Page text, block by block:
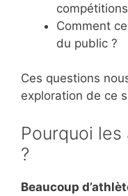
Comment
du public ?
Ces questions
exploration de ce
Pourquoi
?
Beaucoup